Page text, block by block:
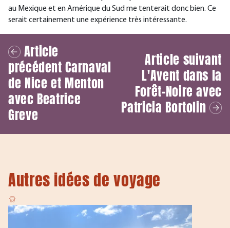
au Mexique et en Amérique du Sud me tenterait donc bien. Ce
serait certainement une expérience très intéressante.
Article
précédent Carnaval
de Nice et Menton
avec Beatrice
Greve
Article suivant
L'Avent dans la
Forêt-Noire avec
Patricia Bortolin
Autres idées de voyage